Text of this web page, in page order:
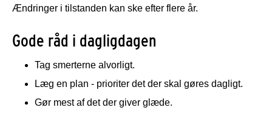
Ændringer i tilstanden kan ske efter flere år.
Gode råd i dagligdagen
Tag smerterne alvorligt.
Læg en plan - prioriter det der skal gøres dagligt.
Gør mest af det der giver glæde.